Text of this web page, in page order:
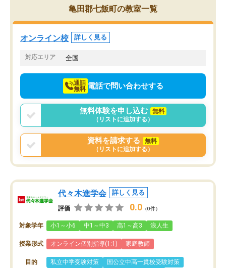
亀田郡七飯町の教室一覧
オンライン校 詳しく見る
対応エリア 全国
通話
無料 電話で問い合わせする
無料体験を申し込む
無料
（リストに追加する）
資料を請求する
無料
（リストに追加する）
代々木進学会 詳しく見る
評価 0.0 （0件）
対象学年 小1～小6 中1～中3 高1～高3 浪人生
授業形式 オンライン個別指導(1:1) 家庭教師
目的 私立中学受験対策
国公立中高一貫校受験対策